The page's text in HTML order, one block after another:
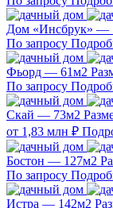
Дом «Инсбрук» —
По запросу
Фьорд — 61м2
По запросу
Скай — 73м2
от 1,83 млн ₽
Бостон — 127м2
По запросу
Истра — 142м2